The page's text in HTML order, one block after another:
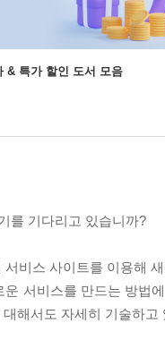
& 특가 할인 도서 모음
를 기다리고 있습니까?
비스 사이트를 이용해
서비스를 만드는 방법
해서도 자세히 기술하고